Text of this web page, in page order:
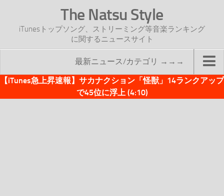
The Natsu Style
iTunesトップソング、ストリーミング等音楽ランキング
に関するニュースサイト
最新ニュース/カテゴリ →→→
TOP
【iTunes急上昇速報】サカナクション「怪獣」14ランクアップ
で45位に浮上 (4:10)